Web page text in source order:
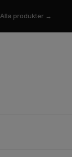
Alla produkter →